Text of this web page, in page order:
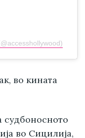
во кината
судбоносното
во Сицилија,